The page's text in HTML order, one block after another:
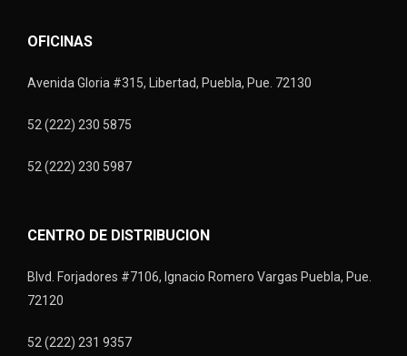
OFICINAS
Avenida Gloria #315, Libertad, Puebla, Pue. 72130
52 (222) 230 5875
52 (222) 230 5987
CENTRO DE DISTRIBUCION
Blvd. Forjadores #7106, Ignacio Romero Vargas Puebla, Pue.
72120
52 (222) 231 9357